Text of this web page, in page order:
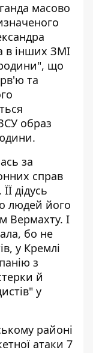
масово
в інших ЗМІ
родини", що
та
образ
за
справ
. ЇЇ дідусь
людей його
Вермахту. І
бо не
у Кремлі
з
й
у
районі
атаки 7